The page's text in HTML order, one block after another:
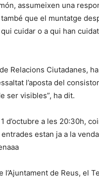
assumeixen una
que el muntatge
cuidar o a qui han
Relacions Ciutadanes,
l’aposta del
ser visibles”, ha dit.
d’octubre a les 20:30h,
estan ja a la
de Reus, el